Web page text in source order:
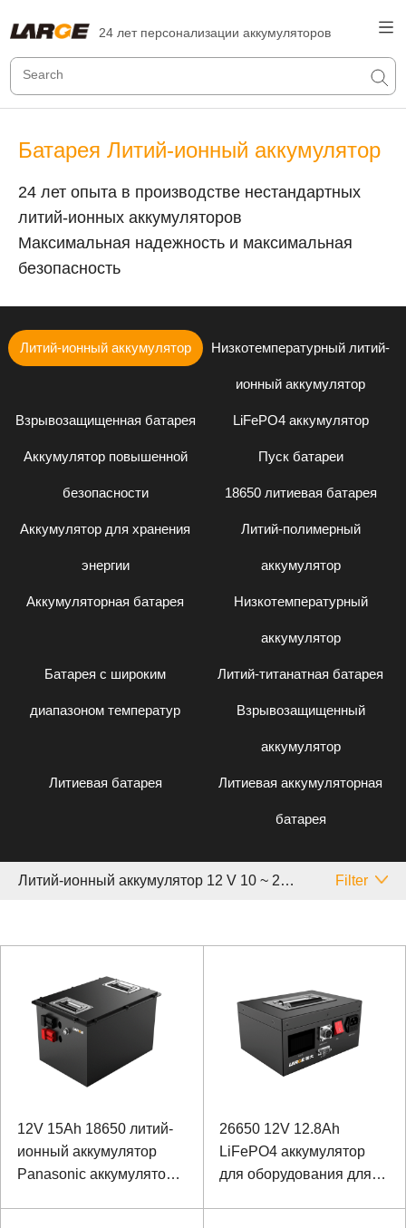
24 лет персонализации аккумуляторов
Батарея Литий-ионный аккумулятор
24 лет опыта в производстве нестандартных
литий-ионных аккумуляторов
Максимальная надежность и максимальная
безопасность
Литий-ионный аккумулятор Низкотемпературный литий-
ионный аккумулятор
Взрывозащищенная батарея LiFePO4 аккумулятор
Аккумулятор повышенной
безопасности
Пуск батареи
18650 литиевая батарея
Аккумулятор для хранения
энергии
Литий-полимерный
аккумулятор
Аккумуляторная батарея Низкотемпературный
аккумулятор
Батарея с широким
диапазоном температур
Литий-титанатная батарея
Взрывозащищенный
аккумулятор
Литиевая батарея Литиевая аккумуляторная
батарея
Литий-ионный аккумулятор 12 V 10 ~ 20 Аh Filter
12V 15Ah 18650 литий-
ионный аккумулятор
Panasonic аккумулятор
26650 12V 12.8Ah
LiFePO4 аккумулятор
для оборудования для